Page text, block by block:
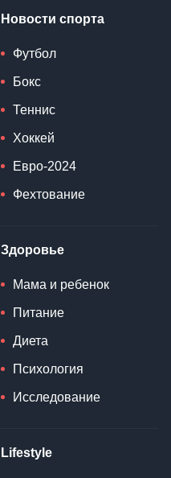
Новости спорта
Футбол
Бокс
Теннис
Хоккей
Евро-2024
Фехтование
Здоровье
Мама и ребенок
Питание
Диета
Психология
Исследование
Lifestyle